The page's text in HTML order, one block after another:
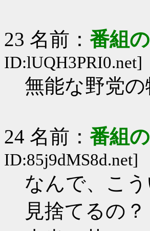
23 名前： 番組
ID:lUQH3PRI0.net]
無能な野党
24 名前： 番組
ID:85j9dMS8d.net]
なんで、こ
見捨てるの？